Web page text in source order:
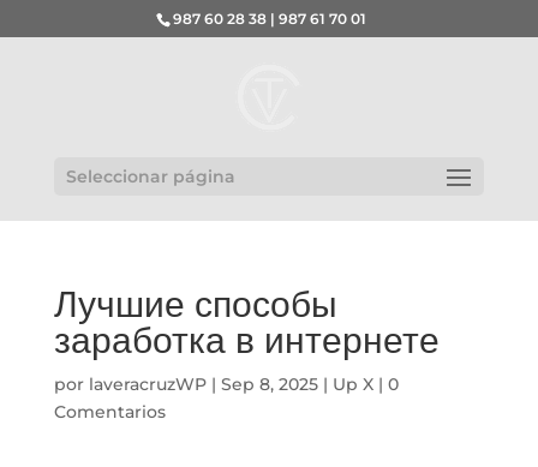
987 60 28 38 | 987 61 70 01
Seleccionar página
Лучшие способы
заработка в интернете
por laveracruzWP| Sep 8, 2025| Up X| 0
Comentarios